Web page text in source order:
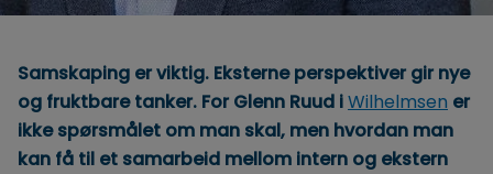
Samskaping er viktig. Eksterne perspektiver gir nye
og fruktbare tanker. For Glenn Ruud iWilhelmsen er
ikke spørsmålet om man skal, men hvordan man
kan få til et samarbeid mellom intern og ekstern